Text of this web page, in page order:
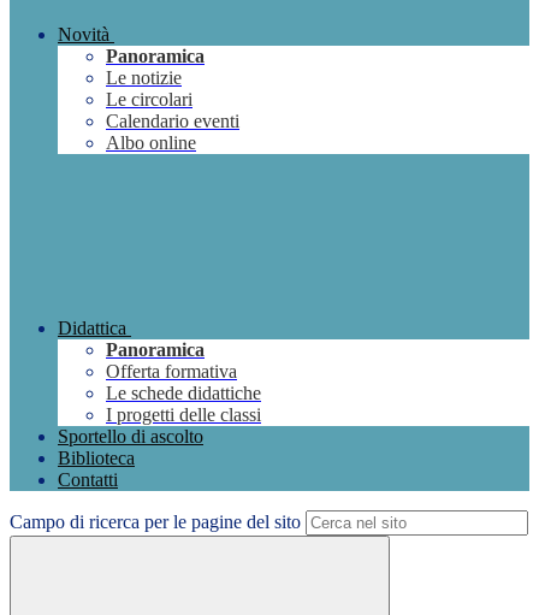
Novità
Panoramica
Le notizie
Le circolari
Calendario eventi
Albo online
Didattica
Panoramica
Offerta formativa
Le schede didattiche
I progetti delle classi
Sportello di ascolto
Biblioteca
Contatti
Campo di ricerca per le pagine del sito